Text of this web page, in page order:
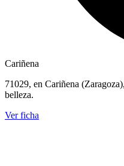
Cariñena
71029, en Cariñena
belleza.
Ver ficha